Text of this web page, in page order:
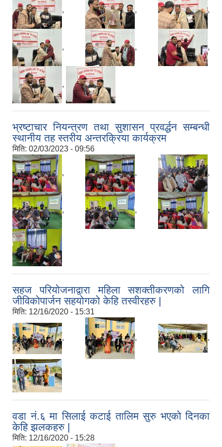
, , ,
, , ,
,
भ्रष्टाचार नियन्त्रण तथा सुशासन प्रवर्द्धन सम्बन्धी
स्थानीय तह स्तरीय अन्तरक्रिया कार्यक्रम
मिति: 02/03/2023 - 09:56
, , ,
, , ,
सहज परियोजनाद्वारा महिला सशक्तीकरणको लागि
जीविकोपार्जन सहयोगको केहि तस्वीरहरु |
मिति: 12/16/2020 - 15:31
, , ,
वडा नं.६ मा सिलाई कटाई तालिम सुरु भएको दिनका
केहि झलकहरु |
मिति: 12/16/2020 - 15:28